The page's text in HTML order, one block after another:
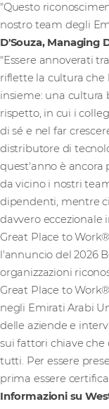
"Questo
nostro team degli
D'Souza, Managing
"Essere annoverati
riflette la cultura che
insieme: una cultura
rispetto, in cui i
di sé e nel far
distributore di
quest'anno è ancora
da vicino i nostri
dipendenti, mentre
davvero eccezionale
Great Place to
l'annuncio del 2026
organizzazioni
Great Place to
negli Emirati Arabi
delle aziende e
sui fattori chiave
tutti. Per essere
prima essere
Informazioni su